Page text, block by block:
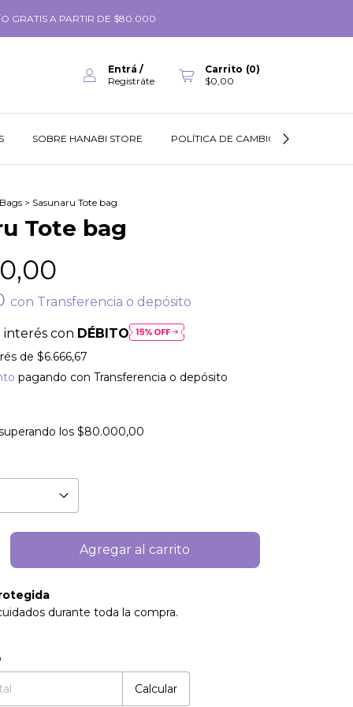
GRATIS A PARTIR DE $80.000
Entrá /
Registráte
Carrito (0)
$0,00
SOBRE HANABI STORE POLÍTICA DE CAMBIOS
> Sasunaru Tote bag
Tote bag
con Transferencia o depósito
interés con DÉBITO
de $6.666,67
pagando con Transferencia o depósito
los$80.000,00
durante toda la compra.
Calcular